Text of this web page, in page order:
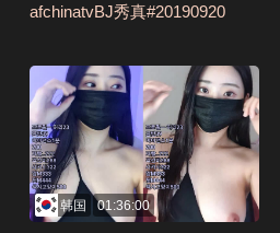
afchinatvBJ秀真#20190920
韩国 01:36:00